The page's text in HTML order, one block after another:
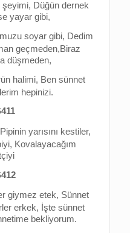
şeyimi, Düğün dernek
yayar gibi,
soyar gibi, Dedim
geçmeden,Biraz
düşmeden,
halimi, Ben sünnet
hepinizi.
Kovalayacağım
giymez etek, Sünnet
erkek, İşte sünnet
bekliyorum.